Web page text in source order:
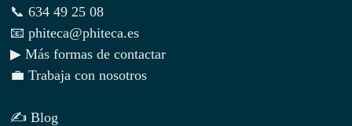
📞 634 49 25 08
📧 phiteca@phiteca.es
▶ Más formas de contactar
💼 Trabaja con nosotros
✍ Blog